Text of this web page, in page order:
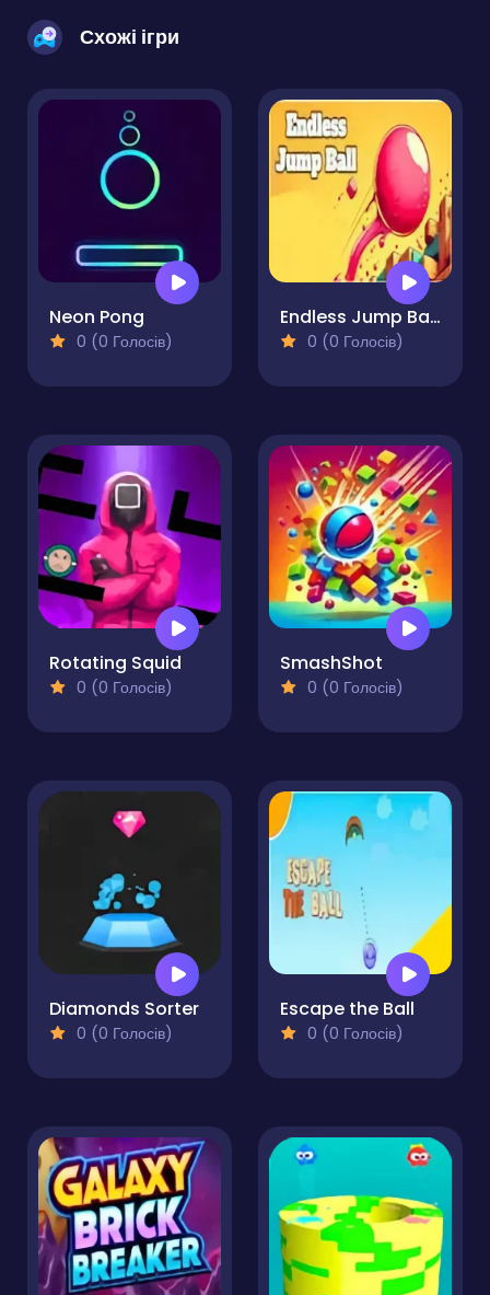
Схожі ігри
Neon Pong
0 (0 Голосів)
Endless Jump Ball Pro
0 (0 Голосів)
Rotating Squid
0 (0 Голосів)
SmashShot
0 (0 Голосів)
Diamonds Sorter
0 (0 Голосів)
Escape the Ball
0 (0 Голосів)